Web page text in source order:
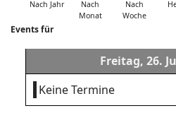
Nach Jahr
Nach
Monat
Nach
Woche
Events für
Freitag, 26.
Keine Termine